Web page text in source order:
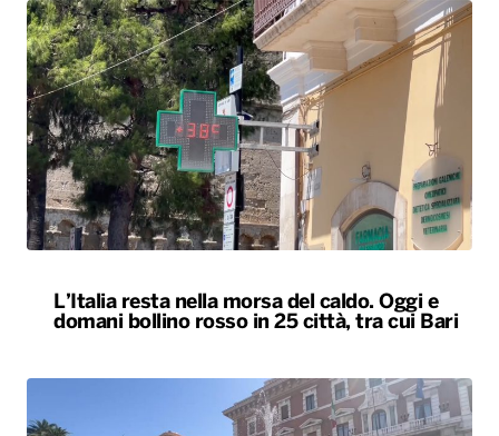
L’Italia resta nella morsa del caldo. Oggi e
domani bollino rosso in 25 città, tra cui Bari